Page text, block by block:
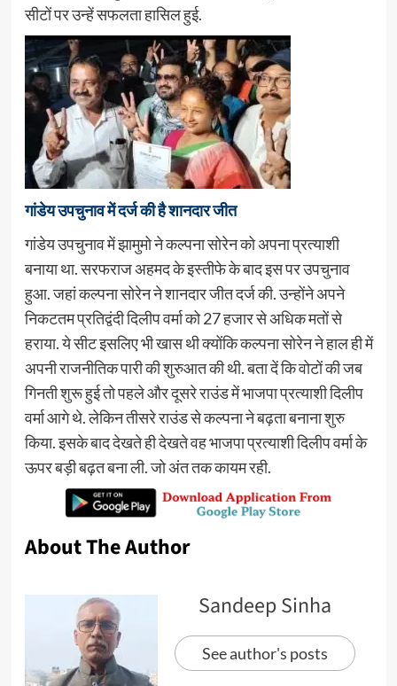
सीटों पर उन्हें सफलता हासिल हुई.
गांडेय उपचुनाव में दर्ज की है शानदार जीत
गांडेय उपचुनाव में झामुमो ने कल्पना सोरेन को अपना प्रत्याशी
बनाया था. सरफराज अहमद के इस्तीफे के बाद इस पर उपचुनाव
हुआ. जहां कल्पना सोरेन ने शानदार जीत दर्ज की. उन्होंने अपने
निकटतम प्रतिद्वंदी दिलीप वर्मा को 27 हजार से अधिक मतों से
हराया. ये सीट इसलिए भी खास थी क्योंकि कल्पना सोरेन ने हाल ही में
अपनी राजनीतिक पारी की शुरुआत की थी. बता दें कि वोटों की जब
गिनती शुरू हुई तो पहले और दूसरे राउंड में भाजपा प्रत्याशी दिलीप
वर्मा आगे थे. लेकिन तीसरे राउंड से कल्पना ने बढ़ता बनाना शुरु
किया. इसके बाद देखते ही देखते वह भाजपा प्रत्याशी दिलीप वर्मा के
ऊपर बड़ी बढ़त बना ली. जो अंत तक कायम रही.
About The Author
Sandeep Sinha
See author's posts